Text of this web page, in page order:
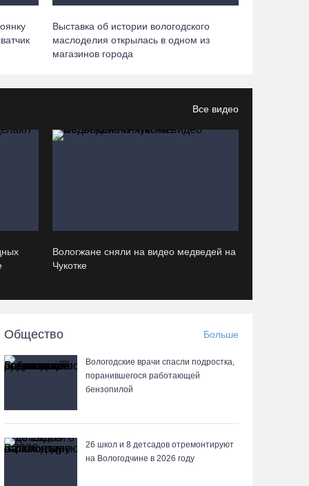
Ремонт улицы Чернышевского в Вологде
05.08.26 / 14:54
В Вологде две сестры из-за замены домофона
перевели мошенникам 3,5 млн рублей
Браконьеров из Ленобласти оштрафовали на
1,3 млн за вылов рыбы под Череповцом
килограммом наркотиков
Выставка об истории вологодского
маслоделия открылась в одном из
магазинов города
Все видео
Вологжане сняли на видео медведей на
Чукотке
Общество Больше
Вологодские врачи спасли подростка,
поранившегося работающей
бензопилой
26 школ и 8 детсадов отремонтируют
на Вологодчине в 2026 году